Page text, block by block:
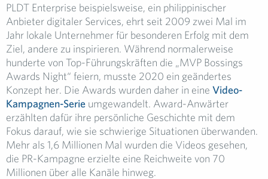
PLDT Enterprise beispielsweise, ein philippinischer
Anbieter digitaler Services, ehrt seit 2009 zwei Mal im
Jahr lokale Unternehmer für besonderen Erfolg mit dem
Ziel, andere zu inspirieren. Während normalerweise
hunderte von Top-Führungskräften die „MVP Bossings
Awards Night“ feiern, musste 2020 ein geändertes
Konzept her. Die Awards wurden daher in eine Video-
Kampagnen-Serie umgewandelt. Award-Anwärter
erzählten dafür ihre persönliche Geschichte mit dem
Fokus darauf, wie sie schwierige Situationen überwanden.
Mehr als 1,6 Millionen Mal wurden die Videos gesehen,
die PR-Kampagne erzielte eine Reichweite von 70
Millionen über alle Kanäle hinweg.